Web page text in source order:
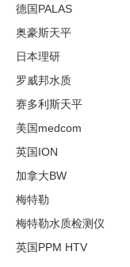
德国PALAS
奥豪斯天平
日本理研
罗威邦水质
赛多利斯天平
美国medcom
英国ION
加拿大BW
梅特勒
梅特勒水质检测仪
英国PPM HTV